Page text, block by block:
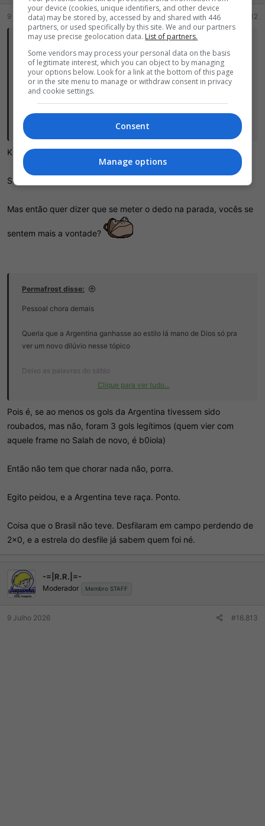
9 Julho 2026
#16.812
jackjone disse:
Essa conversa toda sobre cherry picking e eu não sei nem que
porra eh essa. Vcs tem que usar termos menos boiolisticos. Porra
“colheita de cereja”? Da nem vontade de descobrir o que eh.
O que aconteceu com os bons e velhos termos/provérbios tipo: se
fazer de morto pra comer o cu do coveiro?
Kkkkk, foi mal ae.
Substitua por cherry picking por "escolhido a dedo".
Mas então quer dizer que se meter o dedo na parada, vocês se
sentem mais a vontade?
Permafrost disse:
Pessoal chora demais
Queria que a Argentina ganhasse ao estilo lá mano de Dios só pra
ver um novo dilúvio nesse tópico
Deixo as palavras do sábio
roubem de verdade nas próximas partidas
conseguiram tomar uma virada em 10 minutos e tão chorando de
Clique para ver tudo...
Pois é, se ao menos os gols da Argentina tivessem sido
roubados, mas não, foram 3 gols legítimos (quem vier com
aquele frame no Salah de novo, é b0iola)
Então não tem que chorar nada não, porra.
Egito peidou, e a Argentina teve raça. Ponto.
Coisa que o Brasil não teve. Desfilaram em campo perdendo de
2x0, e a estrela do desfile já sabem quem foi né.
-=|R.R.|=-
Moderador Membro STAFF
9 Julho 2026 #16.813
your device (cookies, unique identifiers, and other device
data) may be stored by, accessed by and shared with 446
partners, or used specifically by this site. We and our partners
may use precise geolocation data. List of partners.
Some vendors may process your personal data on the basis
of legitimate interest, which you can object to by managing
your options below. Look for a link at the bottom of this page
or in the site menu to manage or withdraw consent in privacy
and cookie settings.
Consent
Manage options